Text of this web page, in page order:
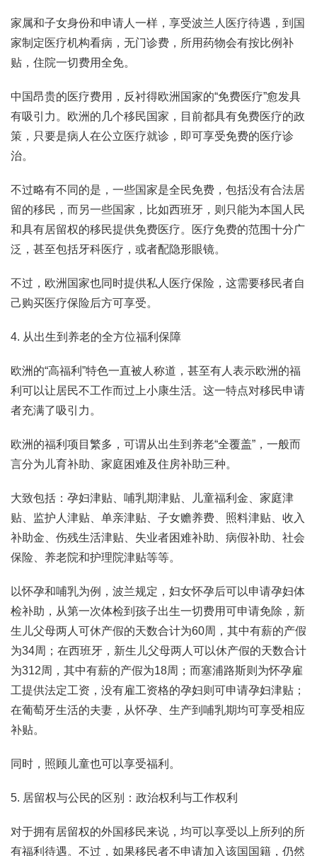
家属和子女身份和申请人一样，享受波兰人医疗待遇，到国
家制定医疗机构看病，无门诊费，所用药物会有按比例补
贴，住院一切费用全免。
中国昂贵的医疗费用，反衬得欧洲国家的“免费医疗”愈发具
有吸引力。欧洲的几个移民国家，目前都具有免费医疗的政
策，只要是病人在公立医疗就诊，即可享受免费的医疗诊
治。
不过略有不同的是，一些国家是全民免费，包括没有合法居
留的移民，而另一些国家，比如西班牙，则只能为本国人民
和具有居留权的移民提供免费医疗。医疗免费的范围十分广
泛，甚至包括牙科医疗，或者配隐形眼镜。
不过，欧洲国家也同时提供私人医疗保险，这需要移民者自
己购买医疗保险后方可享受。
4. 从出生到养老的全方位福利保障
欧洲的“高福利”特色一直被人称道，甚至有人表示欧洲的福
利可以让居民不工作而过上小康生活。这一特点对移民申请
者充满了吸引力。
欧洲的福利项目繁多，可谓从出生到养老“全覆盖”，一般而
言分为儿育补助、家庭困难及住房补助三种。
大致包括：孕妇津贴、哺乳期津贴、儿童福利金、家庭津
贴、监护人津贴、单亲津贴、子女赡养费、照料津贴、收入
补助金、伤残生活津贴、失业者困难补助、病假补助、社会
保险、养老院和护理院津贴等等。
以怀孕和哺乳为例，波兰规定，妇女怀孕后可以申请孕妇体
检补助，从第一次体检到孩子出生一切费用可申请免除，新
生儿父母两人可休产假的天数合计为60周，其中有薪的产假
为34周；在西班牙，新生儿父母两人可以休产假的天数合计
为312周，其中有薪的产假为18周；而塞浦路斯则为怀孕雇
工提供法定工资，没有雇工资格的孕妇则可申请孕妇津贴；
在葡萄牙生活的夫妻，从怀孕、生产到哺乳期均可享受相应
补贴。
同时，照顾儿童也可以享受福利。
5. 居留权与公民的区别：政治权利与工作权利
对于拥有居留权的外国移民来说，均可以享受以上所列的所
有福利待遇。不过，如果移民者不申请加入该国国籍，仍然